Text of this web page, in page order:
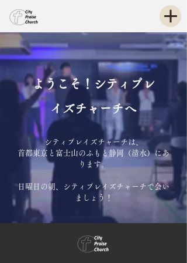
ようこそ！シティプレ
イズチャーチへ
シティプレイズチャーチは、
首都東京と富士山のふもと静岡（清水）にあ
ります。
日曜日の朝、シティプレイズチャーチで会い
ましょう！